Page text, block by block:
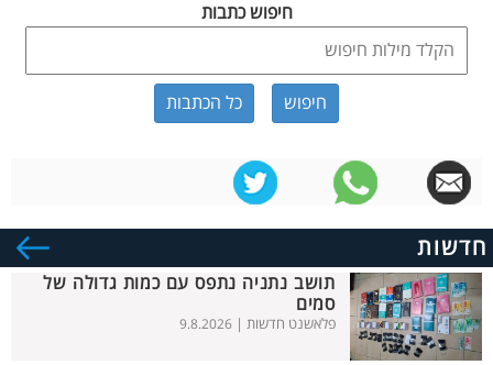
חיפוש כתבות
כל הכתבות
חדשות
תושב נתניה נתפס עם כמות גדולה של
סמים
פלאשנט חדשות | 9.8.2026